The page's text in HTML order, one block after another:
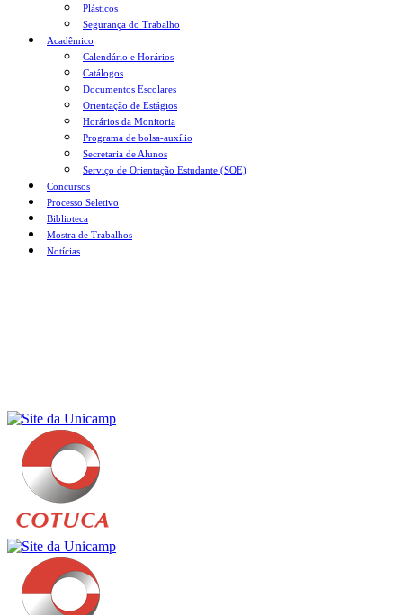
Plásticos
Segurança do Trabalho
Acadêmico
Calendário e Horários
Catálogos
Documentos Escolares
Orientação de Estágios
Horários da Monitoria
Programa de bolsa-auxílio
Secretaria de Alunos
Serviço de Orientação Estudante (SOE)
Concursos
Processo Seletivo
Biblioteca
Mostra de Trabalhos
Notícias